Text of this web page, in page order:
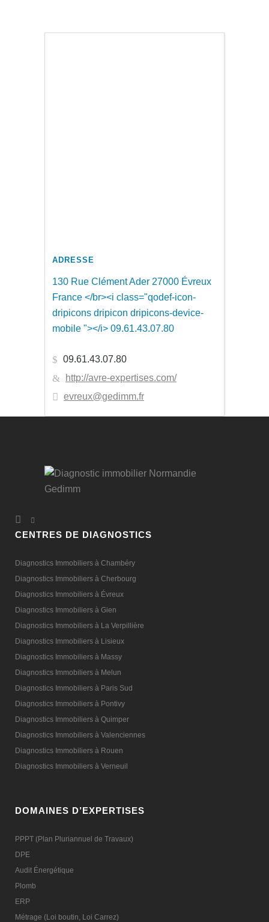
ADRESSE
130 Rue Clément Ader 27000 Évreux
France </br><i class="qodef-icon-
dripicons dripicon dripicons-device-
mobile "></i> 09.61.43.07.80
09.61.43.07.80
http://avre-expertises.com/
evreux@gedimm.fr
CENTRES DE DIAGNOSTICS
Diagnostics Immobiliers à Chambéry
Diagnostics Immobiliers à Cherbourg
Diagnostics Immobiliers à Évreux
Diagnostics Immobiliers à Gien
Diagnostics Immobiliers à La Verpillière
Diagnostics Immobiliers à Lisieux
Diagnostics Immobiliers à Massy
Diagnostics Immobiliers à Melun
Diagnostics Immobiliers à Paris Sud
Diagnostics Immobiliers à Pontivy
Diagnostics Immobiliers à Quimper
Diagnostics Immobiliers à Valenciennes
Diagnostics Immobiliers à Rouen
Diagnostics Immobiliers à Verneuil
DOMAINES D’EXPERTISES
PPPT (Plan Pluriannuel de Travaux)
DPE
Audit Énergétique
Plomb
ERP
Métrage (Loi boutin, Loi Carrez)